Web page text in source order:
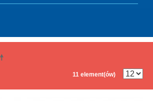
11 element(ów)